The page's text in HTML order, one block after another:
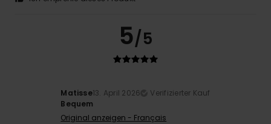
5/5
Matisse13. April 2026
Verifizierter Kauf
Bequem
Original anzeigen - Français